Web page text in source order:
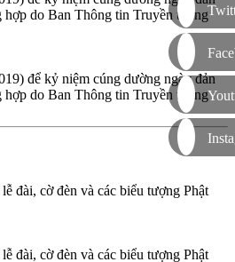
do Ban Thông tin Truyền thông
để kỷ niệm cúng dường ngày đản
do Ban Thông tin Truyền thông
đài, cờ đèn và các biểu tượng Phật
đài, cờ đèn và các biểu tượng Phật